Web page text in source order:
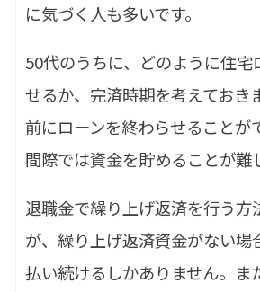
に気づく人も多いです。
50代のうちに、どのように住宅
せるか、完済時期を考えておき
前にローンを終わらせることが
間際では資金を貯めることが難
退職金で繰り上げ返済を行う方
が、繰り上げ返済資金がない場
払い続けるしかありません。ま